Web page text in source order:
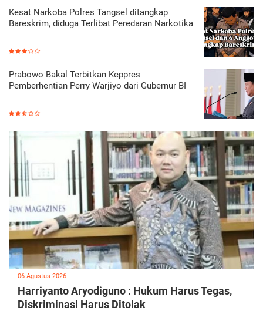
Kesat Narkoba Polres Tangsel ditangkap
Bareskrim, diduga Terlibat Peredaran Narkotika
Prabowo Bakal Terbitkan Keppres
Pemberhentian Perry Warjiyo dari Gubernur BI
06 Agustus 2026
Harriyanto Aryodiguno : Hukum Harus Tegas,
Diskriminasi Harus Ditolak